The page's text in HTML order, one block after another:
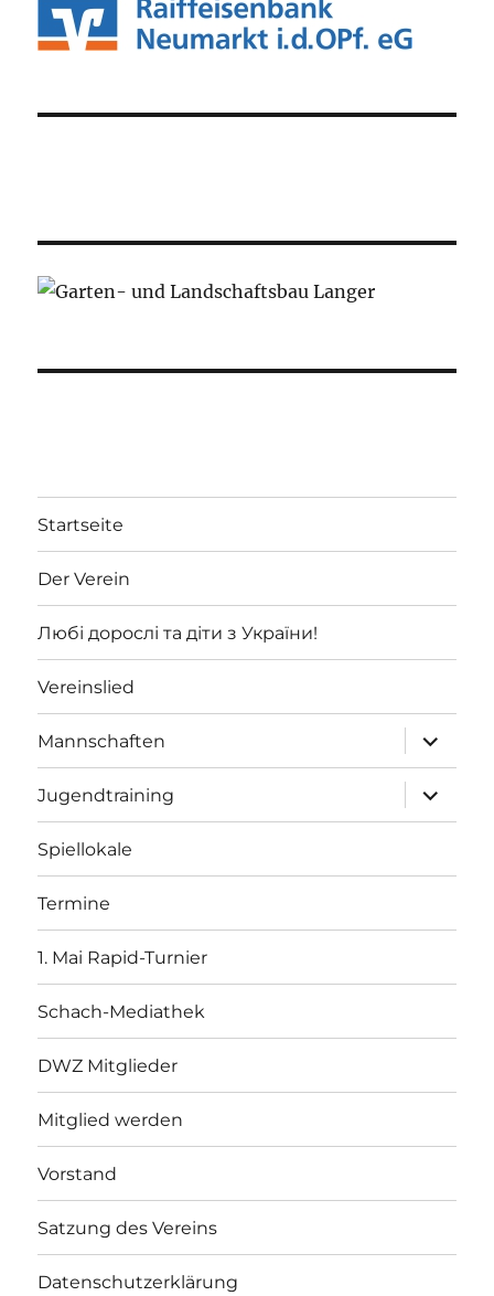
Startseite
Der Verein
Любі дорослі та діти з України!
Vereinslied
Mannschaften
öffnen
Jugendtraining
öffnen
Spiellokale
Termine
1. Mai Rapid-Turnier
Schach-Mediathek
DWZ Mitglieder
Mitglied werden
Vorstand
Satzung des Vereins
Datenschutzerklärung